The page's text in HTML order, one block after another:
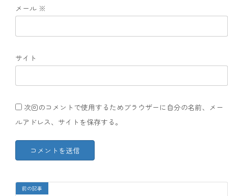
メール ※
サイト
次回のコメントで使用するためブラウザーに自分の名前、メー
ルアドレス、サイトを保存する。
前の記事